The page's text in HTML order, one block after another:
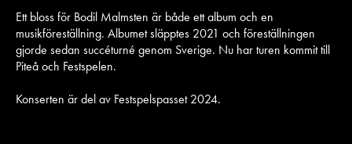
Ett bloss för Bodil Malmsten är både ett album och en
musikföreställning. Albumet släpptes 2021 och föreställningen
gjorde sedan succéturné genom Sverige. Nu har turen kommit till
Piteå och Festspelen.
Konserten är del av Festspelspasset 2024.